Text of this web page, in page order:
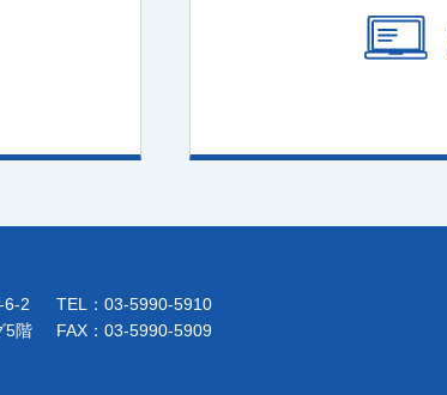
6-2
5階
TEL：03-5990-5910
FAX：03-5990-5909